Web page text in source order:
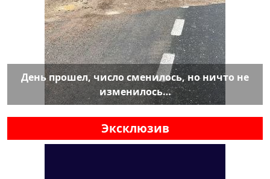
День прошел, число сменилось, но ничто не
изменилось…
Эксклюзив